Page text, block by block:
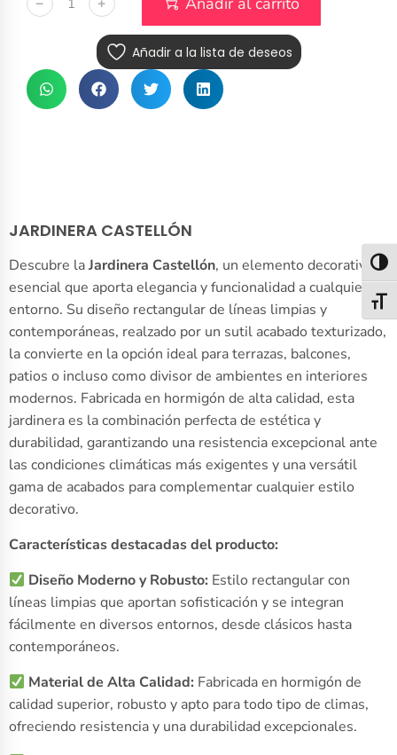
﹣ ﹢
Añadir a la lista de deseos
JARDINERA CASTELLÓN
Descubre laJardinera Castellón, un elemento decorativo
esencial que aporta elegancia y funcionalidad a cualquier
entorno. Su diseño rectangular de líneas limpias y
contemporáneas, realzado por un sutil acabado texturizado,
la convierte en la opción ideal para terrazas, balcones,
patios o incluso como divisor de ambientes en interiores
modernos. Fabricada en hormigón de alta calidad, esta
jardinera es la combinación perfecta de estética y
durabilidad, garantizando una resistencia excepcional ante
las condiciones climáticas más exigentes y una versátil
gama de acabados para complementar cualquier estilo
decorativo.
Características destacadas del producto:
Diseño Moderno y Robusto: Estilo rectangular con
líneas limpias que aportan sofisticación y se integran
fácilmente en diversos entornos, desde clásicos hasta
contemporáneos.
Material de Alta Calidad: Fabricada en hormigón de
calidad superior, robusto y apto para todo tipo de climas,
ofreciendo resistencia y una durabilidad excepcionales.